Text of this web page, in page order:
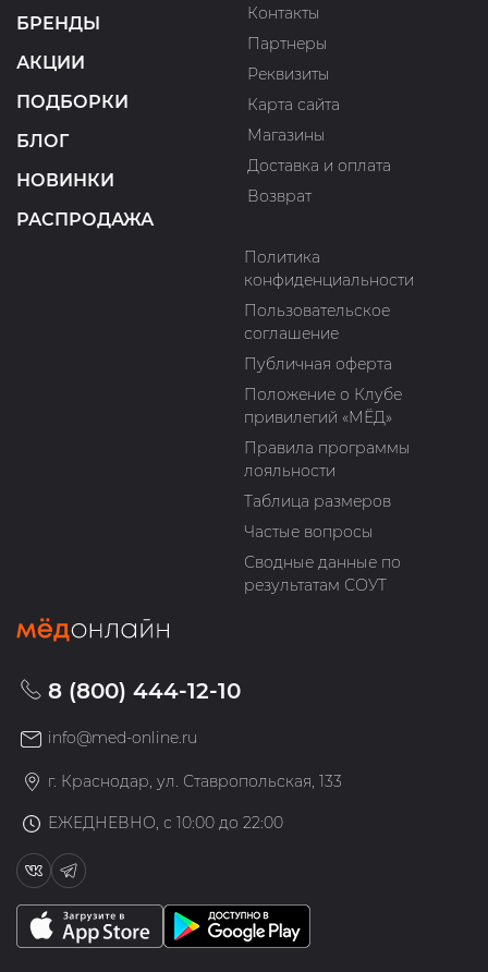
БРЕНДЫ
АКЦИИ
ПОДБОРКИ
БЛОГ
НОВИНКИ
РАСПРОДАЖА
Контакты
Партнеры
Реквизиты
Карта сайта
Магазины
Доставка и оплата
Возврат
Политика
конфиденциальности
Пользовательское
соглашение
Публичная оферта
Положение о Клубе
привилегий «МЁД»
Правила программы
лояльности
Таблица размеров
Частые вопросы
Сводные данные по
результатам СОУТ
8 (800) 444-12-10
info@med-online.ru
г. Краснодар, ул. Ставропольская, 133
ЕЖЕДНЕВНО, с 10:00 до 22:00